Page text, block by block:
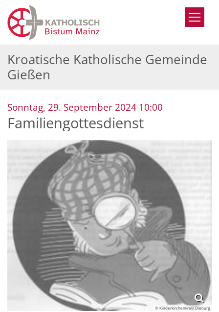
Zum Inhalt springen
Kroatische Katholische Gemeinde
Gießen
Sonntag, 29. September 2024 10:00
Familiengottesdienst
© Kinderkirchenkreis Dieburg